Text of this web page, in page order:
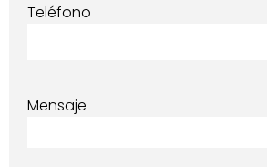
Teléfono
Mensaje